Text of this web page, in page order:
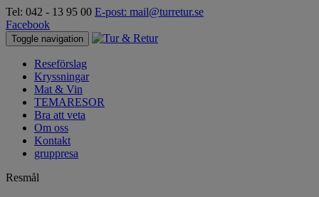
Tel: 042 - 13 95 00 E-post: mail@turretur.se
Facebook
Toggle navigation
Reseförslag
Kryssningar
Mat & Vin
TEMARESOR
Bra att veta
Om oss
Kontakt
gruppresa
Resmål